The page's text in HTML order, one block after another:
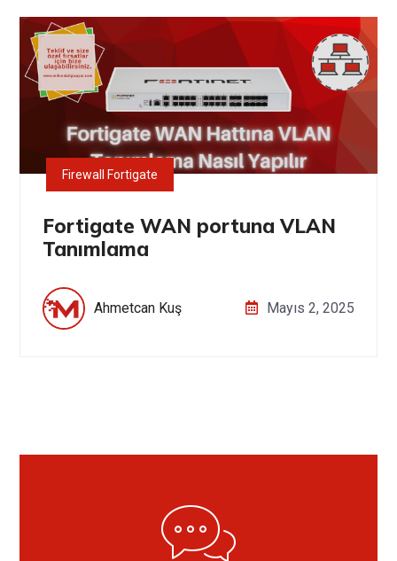
Firewall Fortigate
Fortigate WAN portuna VLAN
Tanımlama
Ahmetcan Kuş Mayıs 2, 2025